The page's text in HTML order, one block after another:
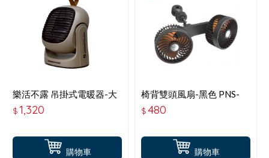
購物車
樂活不露 吊掛式電暖器-大
地沙-HT-502WS
$1,320
購物車
椅背雙頭風扇-黑色 PNS-
F202F
$480